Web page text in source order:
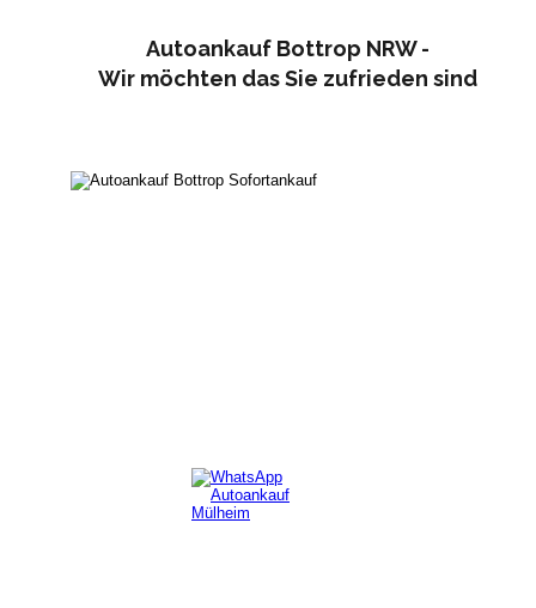
Autoankauf Bottrop NRW -
Wir möchten das Sie zufrieden sind